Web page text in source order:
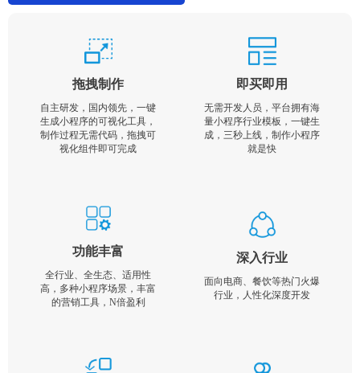
拖拽制作
自主研发，国内领先，一键
生成小程序的可视化工具，
制作过程无需代码，拖拽可
视化组件即可完成
即买即用
无需开发人员，平台拥有海
量小程序行业模板，一键生
成，三秒上线，制作小程序
就是快
功能丰富
全行业、全生态、适用性
高，多种小程序场景，丰富
的营销工具，N倍盈利
深入行业
面向电商、餐饮等热门火爆
行业，人性化深度开发